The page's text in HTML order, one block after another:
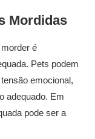
Mordidas
é
Pets podem
emocional,
adequado. Em
pode ser a